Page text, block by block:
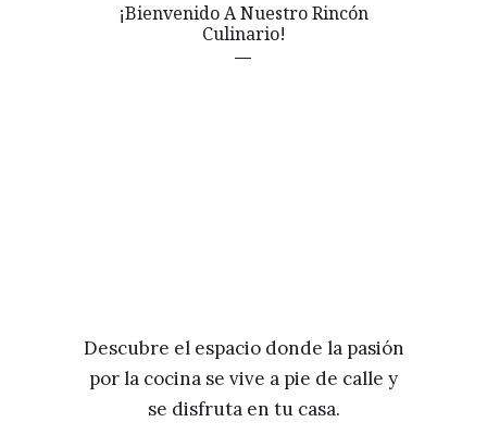
¡Bienvenido A Nuestro Rincón
Culinario!
Descubre el espacio donde la pasión
por la cocina se vive a pie de calle y
se disfruta en tu casa.